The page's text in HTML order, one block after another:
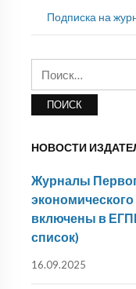
Подписка на
НОВОСТИ
Журналы
включены в
список)
16.09.2025